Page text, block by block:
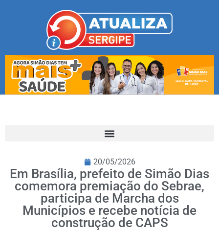
20/05/2026
Em Brasília, prefeito de Simão Dias
comemora premiação do Sebrae,
participa de Marcha dos
Municípios e recebe notícia de
construção de CAPS